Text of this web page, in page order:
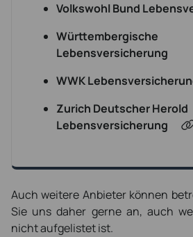
Volkswohl Bund
Württembergische
Lebensversicherung
WWK
Zurich Deutscher Herold
Lebensversicherung
Auch weitere Anbieter können
Sie uns daher gerne an, auch
nicht aufgelistet ist.